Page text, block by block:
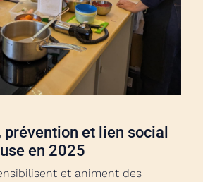
et lien social
en 2025
et animent des